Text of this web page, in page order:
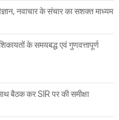
नवाचार के संचार का सशक्त माध्यम
के समयबद्ध एवं गुणवत्तापूर्ण
बैठक कर SIR पर की समीक्षा